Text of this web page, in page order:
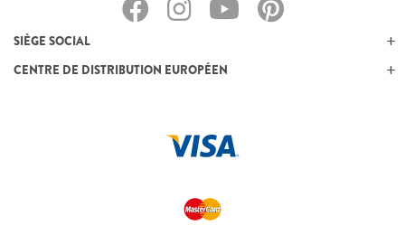
SIÈGE SOCIAL
CENTRE DE DISTRIBUTION EUROPÉEN